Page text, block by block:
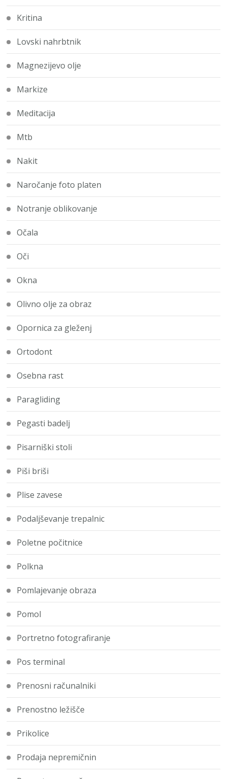
Kritina
Lovski nahrbtnik
Magnezijevo olje
Markize
Meditacija
Mtb
Nakit
Naročanje foto platen
Notranje oblikovanje
Očala
Oči
Okna
Olivno olje za obraz
Opornica za gleženj
Ortodont
Osebna rast
Paragliding
Pegasti badelj
Pisarniški stoli
Piši briši
Plise zavese
Podaljševanje trepalnic
Poletne počitnice
Polkna
Pomlajevanje obraza
Pomol
Portretno fotografiranje
Pos terminal
Prenosni računalniki
Prenostno ležišče
Prikolice
Prodaja nepremičnin